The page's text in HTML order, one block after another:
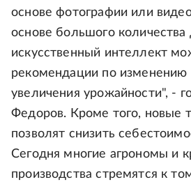
основе фотографии или
основе большого количества
искусственный интеллект
рекомендации по изменению
увеличения урожайности", -
Федоров. Кроме того, новые
позволят снизить
Сегодня многие агрономы и
производства стремятся к